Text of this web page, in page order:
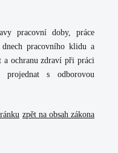
pracovní doby, práce
dnech pracovního klidu a
a ochranu zdraví při práci
projednat s odborovou
zpět na obsah zákona